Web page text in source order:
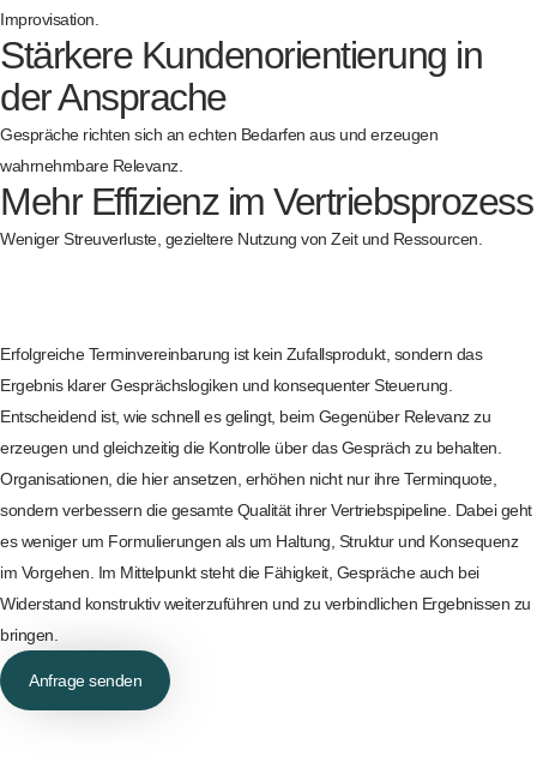
Improvisation.
Stärkere Kundenorientierung in
der Ansprache
Gespräche richten sich an echten Bedarfen aus und erzeugen
wahrnehmbare Relevanz.
Mehr Effizienz im Vertriebsprozess
Weniger Streuverluste, gezieltere Nutzung von Zeit und Ressourcen.
Erfolgreiche Terminvereinbarung ist kein Zufallsprodukt, sondern das
Ergebnis klarer Gesprächslogiken und konsequenter Steuerung.
Entscheidend ist, wie schnell es gelingt, beim Gegenüber Relevanz zu
erzeugen und gleichzeitig die Kontrolle über das Gespräch zu behalten.
Organisationen, die hier ansetzen, erhöhen nicht nur ihre Terminquote,
sondern verbessern die gesamte Qualität ihrer Vertriebspipeline. Dabei geht
es weniger um Formulierungen als um Haltung, Struktur und Konsequenz
im Vorgehen. Im Mittelpunkt steht die Fähigkeit, Gespräche auch bei
Widerstand konstruktiv weiterzuführen und zu verbindlichen Ergebnissen zu
bringen.
Anfrage senden